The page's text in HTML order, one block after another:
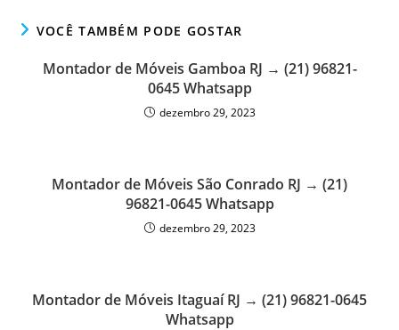
VOCÊ TAMBÉM PODE GOSTAR
Montador de Móveis Gamboa RJ → (21) 96821-
0645 Whatsapp
dezembro 29, 2023
Montador de Móveis São Conrado RJ → (21)
96821-0645 Whatsapp
dezembro 29, 2023
Montador de Móveis Itaguaí RJ → (21) 96821-0645
Whatsapp